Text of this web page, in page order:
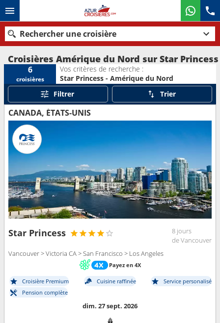
Rechercher une croisière
Nos destinations
Mois de départ
Ports Compagnies
Rechercher
Croisières Amérique du Nord sur Star Princess
6
croisières
Vos critères de recherche :
Star Princess - Amérique du Nord
Filtrer
Trier
CANADA, ÉTATS-UNIS
Star Princess
8 jours
de Vancouver
Vancouver > Victoria CA > San Francisco > Los Angeles
Payez en 4X
Croisière Premium Cuisine raffinée
Service personalisé
Pension complète
dim. 27 sept. 2026